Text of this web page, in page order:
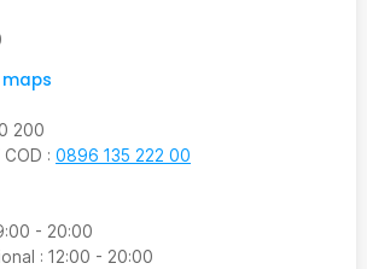
200
: 0896 135 222 00
- 20:00
: 12:00 - 20:00